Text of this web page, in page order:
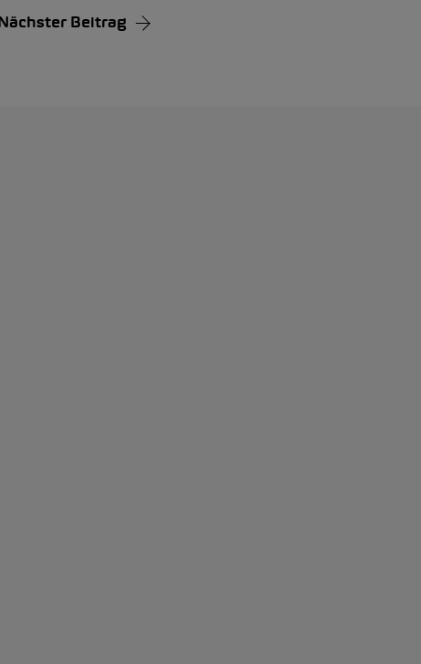
Nächster Beitrag